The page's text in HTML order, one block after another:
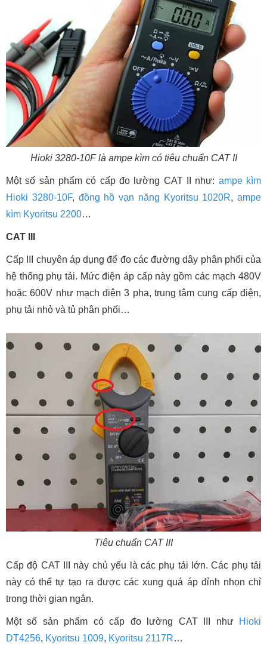
Hioki 3280-10F là ampe kìm có tiêu chuẩn CAT II
Một số sản phẩm có cấp đo lường CAT II như: ampe kìm
Hioki 3280-10F, đồng hồ vạn năng Kyoritsu 1020R, ampe
kìm Kyoritsu 2200…
CAT III
Cấp III chuyên áp dụng để đo các đường dây phân phối của
hệ thống phụ tải. Mức điện áp cấp này gồm các mạch 480V
hoặc 600V như mạch điện 3 pha, trung tâm cung cấp điện,
phụ tải nhỏ và tủ phân phối…
Tiêu chuẩn CAT III
Cấp độ CAT III này chủ yếu là các phụ tải lớn. Các phụ tải
này có thể tự tạo ra được các xung quá áp đỉnh nhọn chỉ
trong thời gian ngắn.
Một số sản phẩm có cấp đo lường CAT III như
Hioki
DT4256, Kyoritsu 1009, Kyoritsu 2117R…